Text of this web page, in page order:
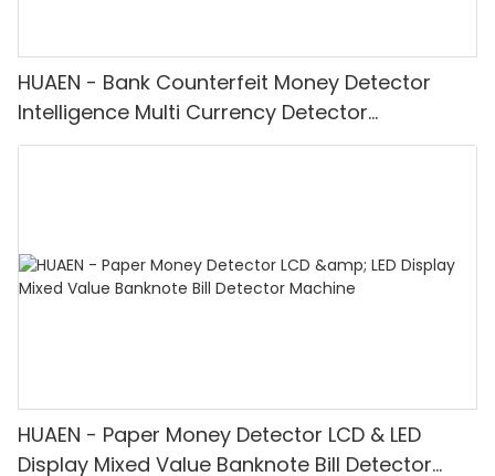
HUAEN - Bank Counterfeit Money Detector
Intelligence Multi Currency Detector
Equipment LCD Display
HUAEN - Paper Money Detector LCD & LED
Display Mixed Value Banknote Bill Detector